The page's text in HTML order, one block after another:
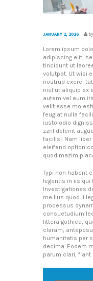
JANUARY 2, 2016 by
Lorem ipsum
adipiscing elit,
tincidunt ut
volutpat. Ut wisi
nostrud exerci
nisl ut aliquip ex
autem vel eum
velit esse
feugiat nulla
iusto odio
zzril delenit
facilisi. Nam
eleifend option
quod mazim
Typi non habent
legentis in iis
Investigationes
me lius quod ii
processus
consuetudium
littera gothica,
claram,
humanitatis per
decima. Eodem
parum clari,